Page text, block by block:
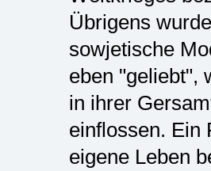
Übrigens
sowjetische
eben "geliebt",
in ihrer
einflossen. Ein
eigene Leben